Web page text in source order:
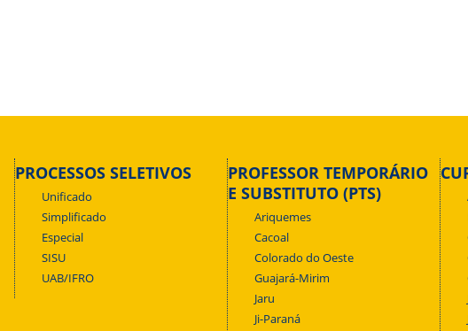
PROCESSOS SELETIVOS
Unificado
Simplificado
Especial
SISU
UAB/IFRO
PROFESSOR TEMPORÁRIO
E SUBSTITUTO (PTS)
Ariquemes
Cacoal
Colorado do Oeste
Guajará-Mirim
Jaru
Ji-Paraná